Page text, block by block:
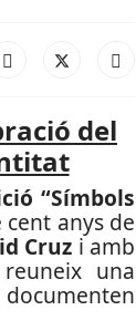
del
“Símbols
anys de
Cruz i amb
una